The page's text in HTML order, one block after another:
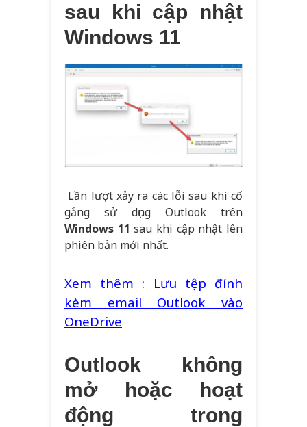
sau khi cập nhật
Windows 11
Lần lượt xảy ra các lỗi sau khi cố
gắng sử dụng Outlook trên
Windows 11 sau khi cập nhật lên
phiên bản mới nhất.
Xem thêm : Lưu tệp đính
kèm email Outlook vào
OneDrive
Outlook không
mở hoặc hoạt
động trong